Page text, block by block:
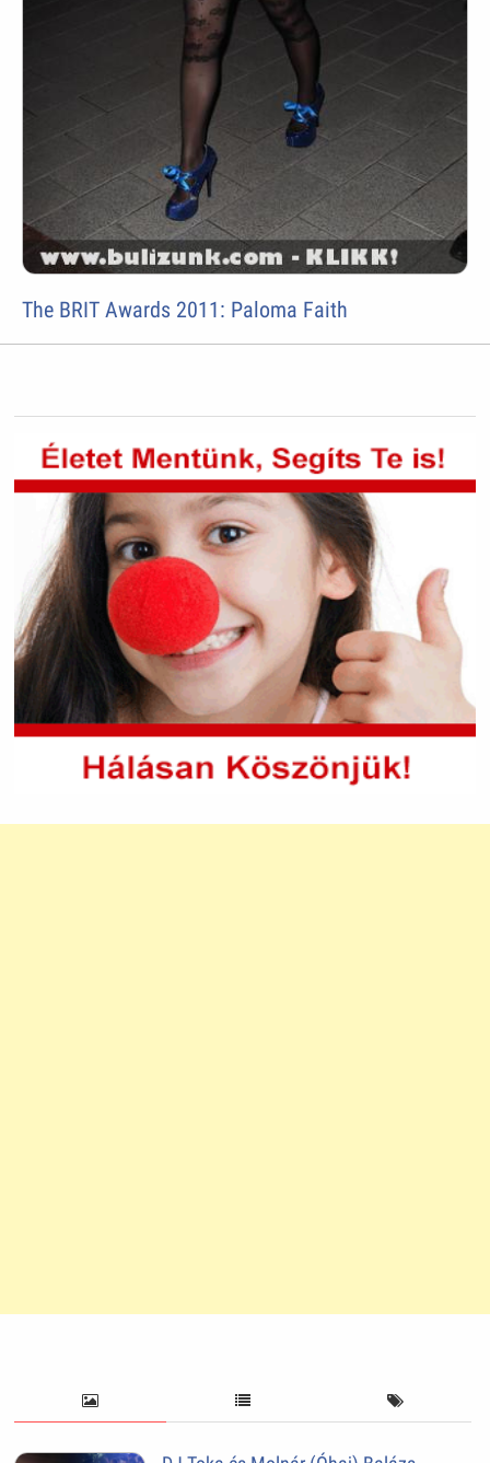
The BRIT Awards 2011: Paloma Faith